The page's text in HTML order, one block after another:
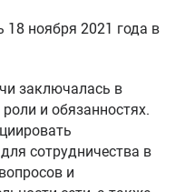
18 ноября 2021 года в
заключалась в
и обязанностях.
сотрудничества в
и